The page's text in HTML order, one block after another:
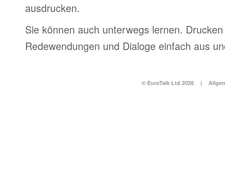
ausdrucken.
Sie können auch unterwegs lernen.
Redewendungen und Dialoge einfach aus
© EuroTalk Ltd 2026 |